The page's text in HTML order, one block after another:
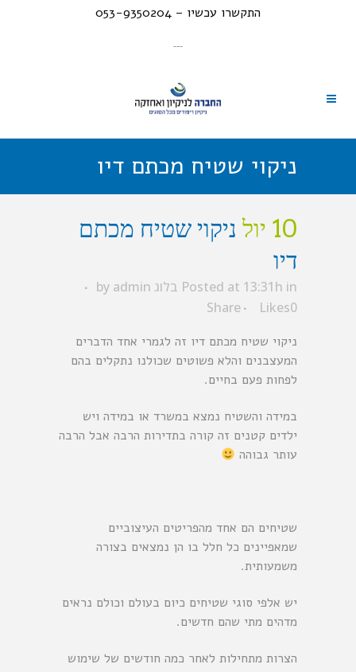
התקשרו עכשיו – 053-9350204
---
ניקוי שטיח מכתם דיו
10 יול
ניקוי שטיח מכתם
דיו
Posted at 13:31h in בלוג by admin
0
Likes
Share
ניקוי שטיח מכתם דיו זה לגמרי אחד הדברים
המעצבנים והלא פשוטים שכולנו נתקלים בהם
לפחות פעם בחיים.
במידה והשטיח נמצא במשרד או במידה ויש
ילדים קטנים זה קורה בתדירות הרבה אבל הרבה
עותר גבוהה
שטיחים הם אחד מהפריטים העיצוביים
שמאפיינים כל חלל בו הן נמצאים בצורה
משמעותית.
יש אלפי סוגי שטיחים כיום בעולם וכולם נראים
מדהים מתי שהם חדשים.
הצרות מתחילות לאחר כמה חודשים של שימוש